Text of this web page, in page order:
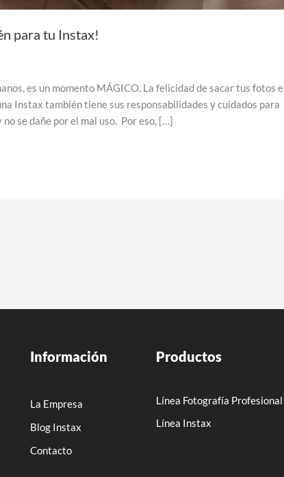
para tu Instax!
es un momento MÁGICO. La felicidad de sacar tus fotos e
Instax también tiene sus responsabilidades y cuidados para
se dañe por el mal uso. Por eso, […]
Información
La Empresa
Blog Instax
Contacto
Productos
Línea Fotografía Profesional
Línea Instax